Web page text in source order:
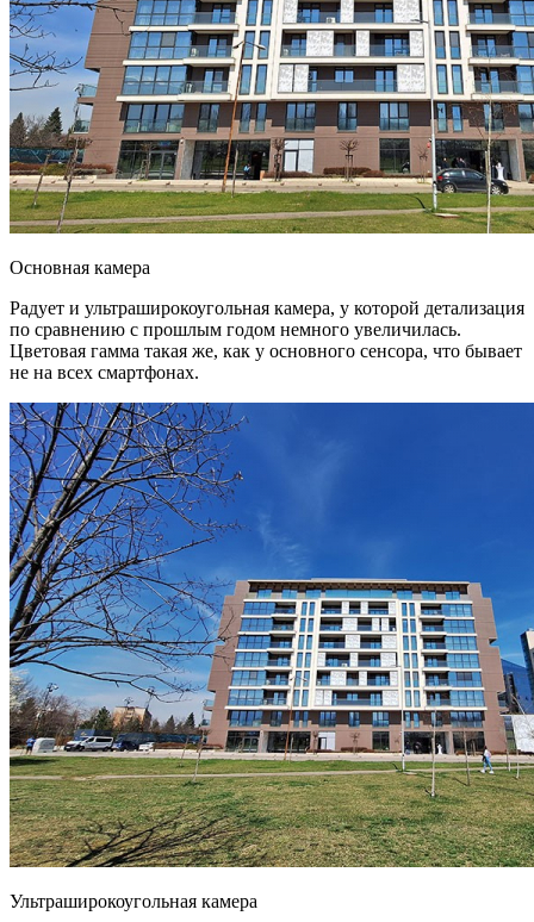
Основная камера
Радует и ультраширокоугольная камера, у которой детализация
по сравнению с прошлым годом немного увеличилась.
Цветовая гамма такая же, как у основного сенсора, что бывает
не на всех смартфонах.
Ультраширокоугольная камера